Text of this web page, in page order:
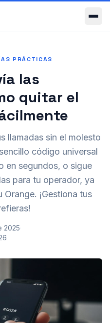
PRÁCTICAS
las
quitar el
llamadas sin el molesto
código universal
en segundos, o sigue
para tu operador, ya
¡Gestiona tus
2025·